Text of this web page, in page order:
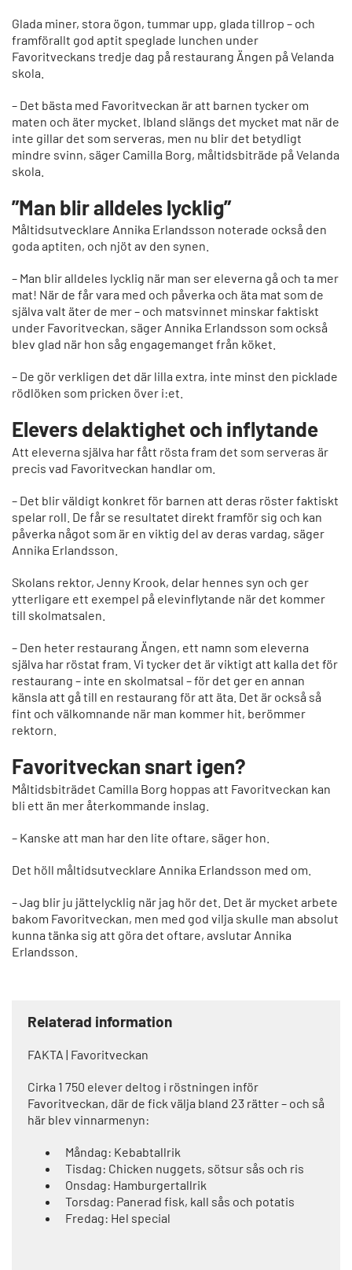
Glada miner, stora ögon, tummar upp, glada tillrop – och
framförallt god aptit speglade lunchen under
Favoritveckans tredje dag på restaurang Ängen på Velanda
skola.
– Det bästa med Favoritveckan är att barnen tycker om
maten och äter mycket. Ibland slängs det mycket mat när de
inte gillar det som serveras, men nu blir det betydligt
mindre svinn, säger Camilla Borg, måltidsbiträde på Velanda
skola.
”Man blir alldeles lycklig”
Måltidsutvecklare Annika Erlandsson noterade också den
goda aptiten, och njöt av den synen.
– Man blir alldeles lycklig när man ser eleverna gå och ta mer
mat! När de får vara med och påverka och äta mat som de
själva valt äter de mer – och matsvinnet minskar faktiskt
under Favoritveckan, säger Annika Erlandsson som också
blev glad när hon såg engagemanget från köket.
– De gör verkligen det där lilla extra, inte minst den picklade
rödlöken som pricken över i:et.
Elevers delaktighet och inflytande
Att eleverna själva har fått rösta fram det som serveras är
precis vad Favoritveckan handlar om.
– Det blir väldigt konkret för barnen att deras röster faktiskt
spelar roll. De får se resultatet direkt framför sig och kan
påverka något som är en viktig del av deras vardag, säger
Annika Erlandsson.
Skolans rektor, Jenny Krook, delar hennes syn och ger
ytterligare ett exempel på elevinflytande när det kommer
till skolmatsalen.
– Den heter restaurang Ängen, ett namn som eleverna
själva har röstat fram. Vi tycker det är viktigt att kalla det för
restaurang – inte en skolmatsal – för det ger en annan
känsla att gå till en restaurang för att äta. Det är också så
fint och välkomnande när man kommer hit, berömmer
rektorn.
Favoritveckan snart igen?
Måltidsbiträdet Camilla Borg hoppas att Favoritveckan kan
bli ett än mer återkommande inslag.
– Kanske att man har den lite oftare, säger hon.
Det höll måltidsutvecklare Annika Erlandsson med om.
– Jag blir ju jättelycklig när jag hör det. Det är mycket arbete
bakom Favoritveckan, men med god vilja skulle man absolut
kunna tänka sig att göra det oftare, avslutar Annika
Erlandsson.
Relaterad information
FAKTA | Favoritveckan
Cirka 1 750 elever deltog i röstningen inför
Favoritveckan, där de fick välja bland 23 rätter – och så
här blev vinnarmenyn:
Måndag: Kebabtallrik
Tisdag: Chicken nuggets, sötsur sås och ris
Onsdag: Hamburgertallrik
Torsdag: Panerad fisk, kall sås och potatis
Fredag: Hel special